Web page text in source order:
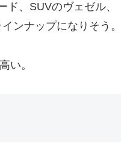
、SUVのヴェゼル、
ンナップになりそう。
い。